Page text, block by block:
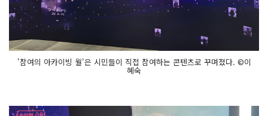
'참여의 아카이빙 월'은 시민들이 직접 참여하는 콘텐츠로 꾸며졌다. ©이
혜숙